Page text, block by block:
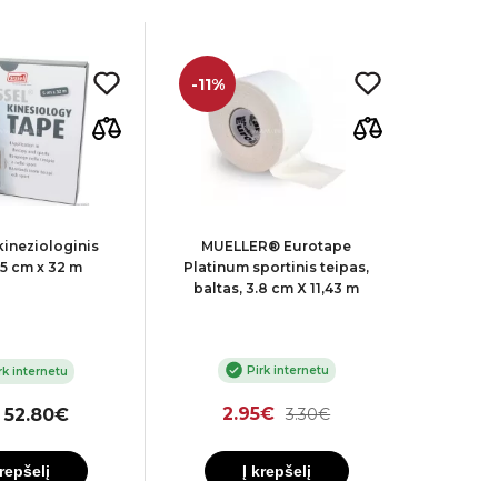
cm x 32 m
internetu
52.80€
-11%
MUELLER® Eurotape
Platinum sportinis teipas,
baltas, 3.8 cm X 11,43 m
Pirk internetu
2.95€ 3.30€
Į krepšelį